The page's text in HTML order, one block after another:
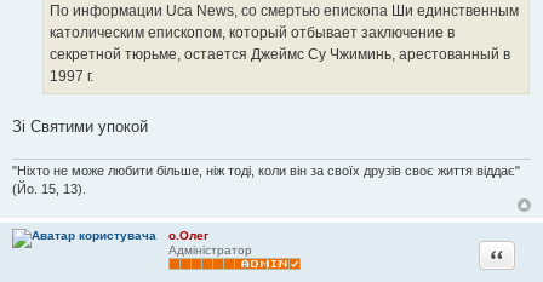
По информации Uca News, со смертью епископа Ши единственным
католическим епископом, который отбывает заключение в
секретной тюрьме, остается Джеймс Су Чжиминь, арестованный в
1997 г.
Зі Святими упокой
"Ніхто не може любити більше, ніж тоді, коли він за своїх друзів своє життя віддає"
(Йо. 15, 13).
о.Олег
Адміністратор
Цитата